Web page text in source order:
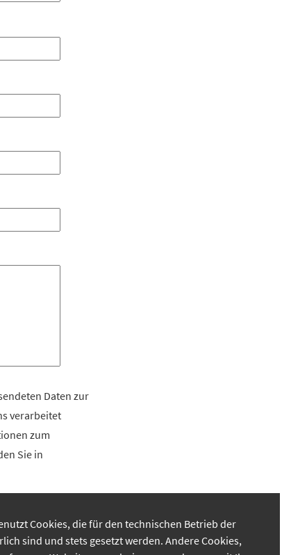
Cookies, die für den technischen Betrieb der
sind und stets gesetzt werden. Andere Cookies,
Daten zur
verarbeitet
zum
Sie in